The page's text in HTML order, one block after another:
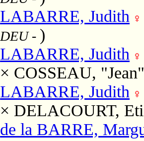
LABARRE, Judith
DEU- )
LABARRE, Judith
× COSSEAU, "Jean"
LABARRE, Judith
× DELACOURT,
de la BARRE,